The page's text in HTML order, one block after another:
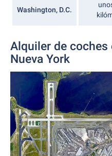
Washington, D.C.
Alquiler de coches
Nueva York